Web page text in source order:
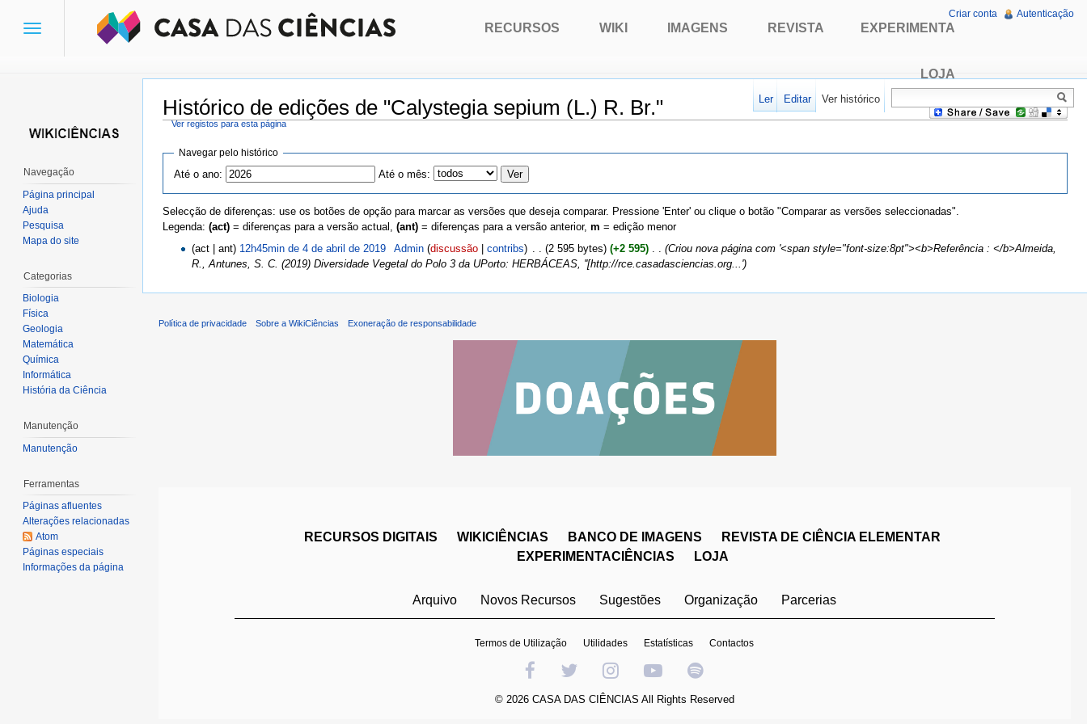
Histórico de edições de "Calystegia sepium (L.) R. Br."
Ver registos para esta página
Navegar pelo histórico
Até o ano: Até o mês:
Selecção de diferenças: use os botões de opção para marcar as versões que deseja comparar. Pressione 'Enter' ou clique o botão "Comparar as versões seleccionadas".
Legenda: (act) = diferenças para a versão actual, (ant) = diferenças para a versão anterior, m = edição menor
(act | ant) 12h45min de 4 de abril de 2019 Admin (discussão| contribs) (2 595 bytes) (+2 595)
(Criou nova página com '<span style="font-size:8pt"><b>Referência : </b>Almeida,
R., Antunes, S. C. (2019) Diversidade Vegetal do Polo 3 da UPorto: HERBÁCEAS, ''[http://rce.casadasciencias.org...')
Toggle
RECURSOS WIKI IMAGENS REVISTA EXPERIMENTA
LOJA
Criar conta Autenticação
Ler Editar Ver histórico
Navegação
Página principal
Ajuda
Pesquisa
Mapa do site
Categorias
Biologia
Física
Geologia
Matemática
Química
Informática
História da Ciência
Manutenção
Manutenção
Ferramentas
Páginas afluentes
Alterações relacionadas
Atom
Páginas especiais
Informações da página
Política de privacidade Sobre a WikiCiências Exoneração de responsabilidade
RECURSOS DIGITAIS WIKICIÊNCIAS BANCO DE IMAGENS
REVISTA DE CIÊNCIA ELEMENTAR
EXPERIMENTACIÊNCIAS
LOJA
Arquivo Novos Recursos Sugestões Organização Parcerias
Termos de Utilização Utilidades Estatísticas Contactos
© 2026 CASA DAS CIÊNCIAS All Rights Reserved